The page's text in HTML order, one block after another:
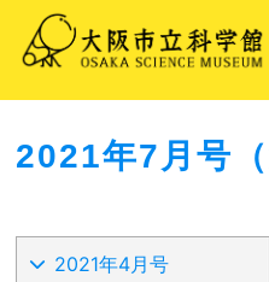
2021年7月号（
2021年4月号